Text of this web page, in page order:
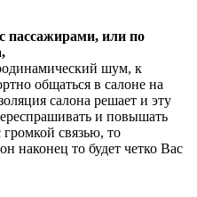
пассажирами, или по
шум, к
общаться в салоне на
салона решает и эту
и повышать
связью, то
наконец то будет четко Вас